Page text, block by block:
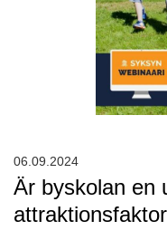
Är byskolan en
06.09.2024